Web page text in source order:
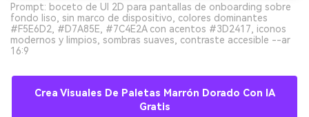
Prompt: boceto de UI 2D para pantallas de onboarding sobre
fondo liso, sin marco de dispositivo, colores dominantes
#F5E6D2, #D7A85E, #7C4E2A con acentos #3D2417, iconos
modernos y limpios, sombras suaves, contraste accesible --ar
16:9
Crea Visuales De Paletas Marrón Dorado Con IA
Gratis